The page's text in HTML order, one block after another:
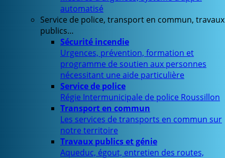
automatisé
Service de police, transport en commun, travaux
publics…
Sécurité incendie
Urgences, prévention, formation et
programme de soutien aux personnes
nécessitant une aide particulière
Service de police
Régie Intermunicipale de police Roussillon
Transport en commun
Les services de transports en commun sur
notre territoire
Travaux publics et génie
Aqueduc, égout, entretien des routes,